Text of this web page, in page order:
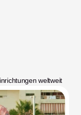
weltweit